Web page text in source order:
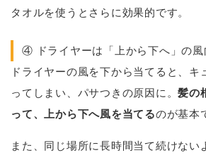
タオルを使うとさらに効果的です。
④ ドライヤーは「上から下へ」の風
ドライヤーの風を下から当てると、キ
ってしまい、パサつきの原因に。髪の
って、上から下へ風を当てるのが基本
また、同じ場所に長時間当て続けない